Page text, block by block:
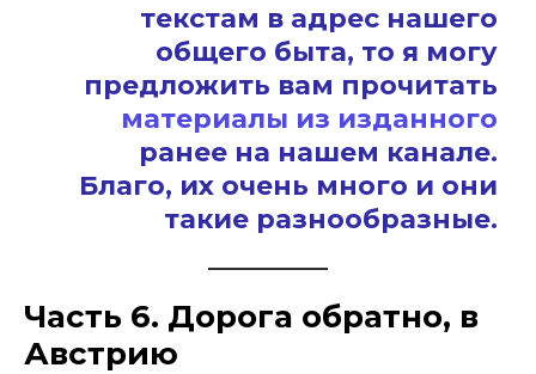
текстам в адрес нашего
общего быта, то я могу
предложить вам прочитать
материалы из изданного
ранее на нашем канале.
Благо, их очень много и они
такие разнообразные.
Часть 6. Дорога обратно, в
Австрию